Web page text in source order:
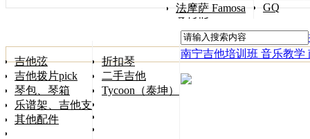
法摩萨 Famosa
桑托斯 Songtoos
GQ
吉他弦
吉他拨片pick
琴包、琴箱
乐谱架、吉他支架
其他配件
折扣琴
二手吉他
Tycoon（泰坤）
南宁吉他培训班 音乐教学